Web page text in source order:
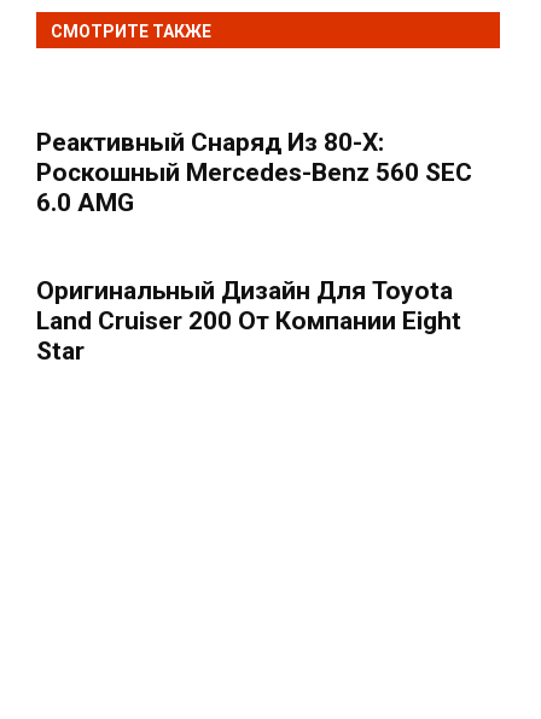
СМОТРИТЕ ТАКЖЕ
Реактивный Снаряд Из 80-Х:
Роскошный Mercedes-Benz 560 SEC
6.0 AMG
Оригинальный Дизайн Для Toyota
Land Cruiser 200 От Компании Eight
Star